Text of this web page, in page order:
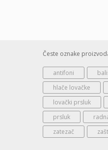
Česte oznake
antifoni
hlače lovačke
lovački prsluk
prsluk
zatezač